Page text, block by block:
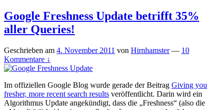
Google Freshness Update betrifft 35%
aller Queries!
Geschrieben am 4. November 2011 von Hirnhamster — 10
Kommentare ↓
Im offiziellen Google Blog wurde gerade der Beitrag Giving you
fresher, more recent search results veröffentlicht. Darin wird ein
Algorithmus Update angekündigt, dass die „Freshness“ (also die